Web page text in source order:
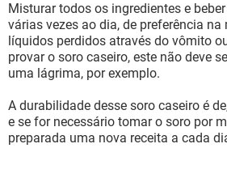
Misturar todos os ingredientes e
várias vezes ao dia, de preferência
líquidos perdidos através do vômito
provar o soro caseiro, este não deve
uma lágrima, por exemplo.
A durabilidade desse soro caseiro é
e se for necessário tomar o soro por
preparada uma nova receita a cada